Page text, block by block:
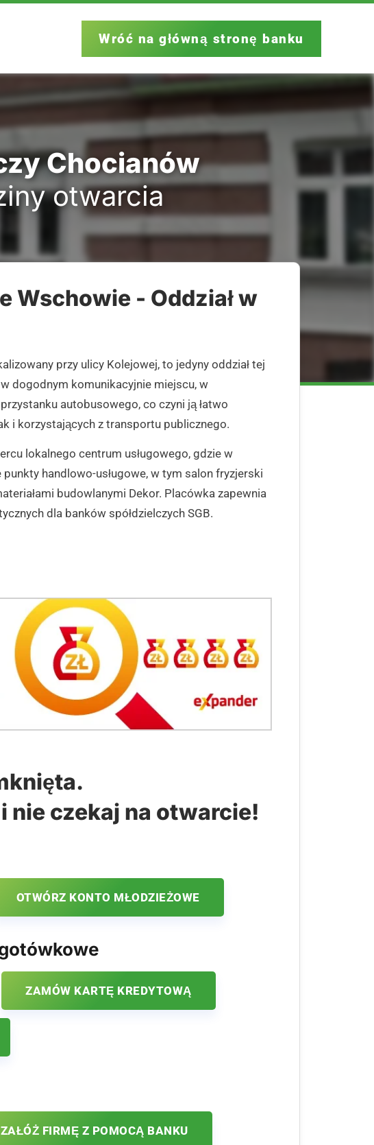
Wróć na główną stronę banku
Chocianów
otwarcia
Wschowie - Oddział w
przy ulicy Kolejowej, to jedyny oddział tej
dogodnym komunikacyjnie miejscu, w
autobusowego, co czyni ją łatwo
i korzystających z transportu publicznego.
lokalnego centrum usługowego, gdzie w
handlowo-usługowe, w tym salon fryzjerski
budowlanymi Dekor. Placówka zapewnia
dla banków spółdzielczych SGB.
nie czekaj na otwarcie!
OTWÓRZ KONTO MŁODZIEŻOWE
ZAMÓW KARTĘ KREDYTOWĄ
ZAŁÓŻ FIRMĘ Z POMOCĄ BANKU